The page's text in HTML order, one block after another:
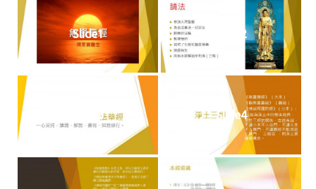
Slide1 Slide2
Slide3 Slide4